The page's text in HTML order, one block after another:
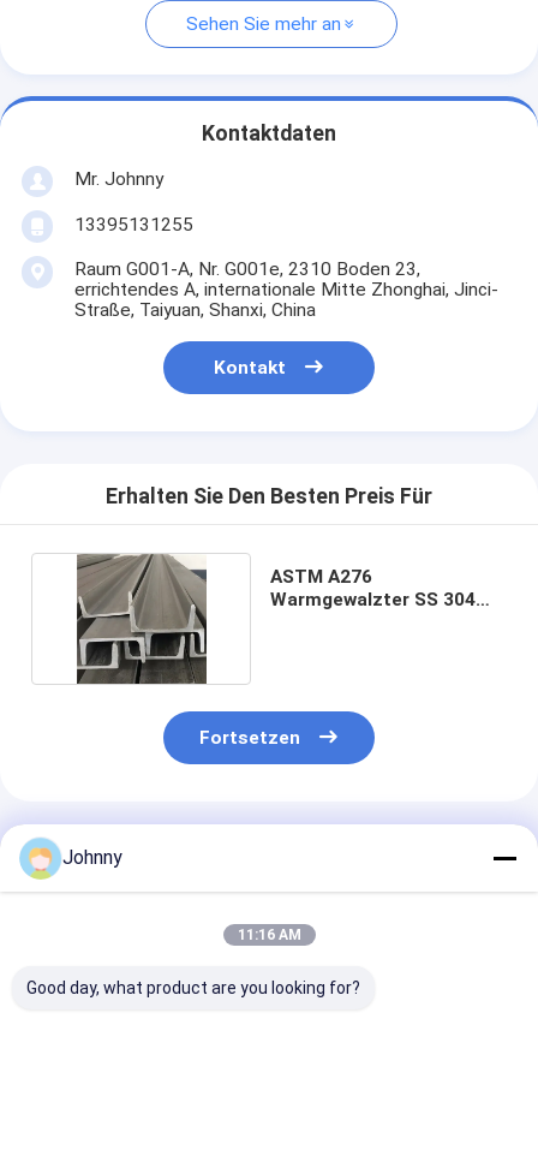
Sehen Sie mehr an
Kontaktdaten
Mr. Johnny
13395131255
Raum G001-A, Nr. G001e, 2310 Boden 23,
errichtendes A, internationale Mitte Zhonghai, Jinci-
Straße, Taiyuan, Shanxi, China
Kontakt
Erhalten Sie Den Besten Preis Für
ASTM A276
Warmgewalzter SS 304
Fortsetzen
Empfohlene Produkte
Johnny
11:16 AM
Good day, what product are you looking for?